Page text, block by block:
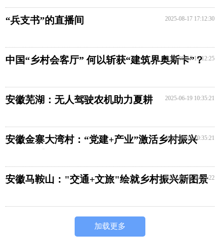
“兵支书”的直播间 2025-08-17 17:12:30
中国“乡村会客厅” 何以斩获“建筑界奥斯卡”？
2025-08-17 17:12:25
安徽芜湖：无人驾驶农机助力夏耕 2025-06-19 10:35:21
安徽金寨大湾村：“党建+产业”激活乡村振兴
2025-06-19 10:35:21
安徽马鞍山："交通+文旅"绘就乡村振兴新图景
2025-06-19 10:35:22
加载更多